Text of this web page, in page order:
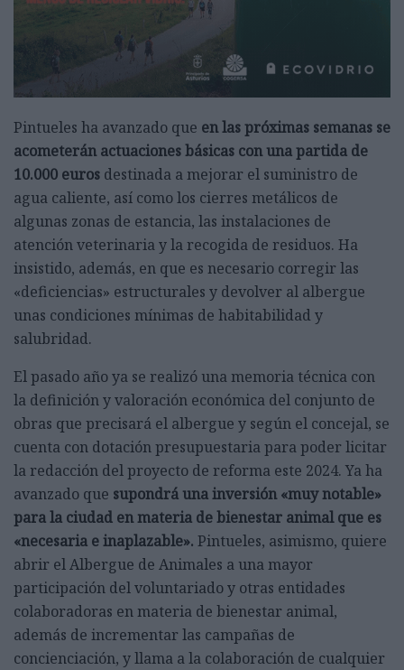
Pintueles ha avanzado que en las próximas semanas se
acometerán actuaciones básicas con una partida de
10.000 euros destinada a mejorar el suministro de
agua caliente, así como los cierres metálicos de
algunas zonas de estancia, las instalaciones de
atención veterinaria y la recogida de residuos. Ha
insistido, además, en que es necesario corregir las
«deficiencias» estructurales y devolver al albergue
unas condiciones mínimas de habitabilidad y
salubridad.
El pasado año ya se realizó una memoria técnica con
la definición y valoración económica del conjunto de
obras que precisará el albergue y según el concejal, se
cuenta con dotación presupuestaria para poder licitar
la redacción del proyecto de reforma este 2024. Ya ha
avanzado que supondrá una inversión «muy notable»
para la ciudad en materia de bienestar animal que es
«necesaria e inaplazable». Pintueles, asimismo, quiere
abrir el Albergue de Animales a una mayor
participación del voluntariado y otras entidades
colaboradoras en materia de bienestar animal,
además de incrementar las campañas de
concienciación, y llama a la colaboración de cualquier